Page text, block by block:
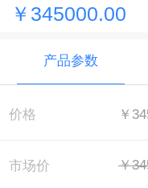
￥345000.00
产品参数
价格 ￥
市场价 ￥